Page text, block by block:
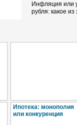
Инфляция или
рубля: какое
Ипотека: монополия
или конкуренция